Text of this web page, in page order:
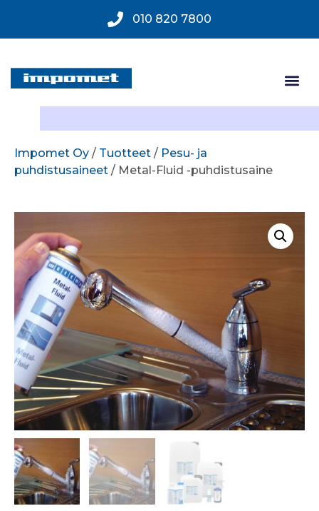
010 820 7800
Impomet Oy / Tuotteet / Pesu- ja
puhdistusaineet / Metal-Fluid -puhdistusaine